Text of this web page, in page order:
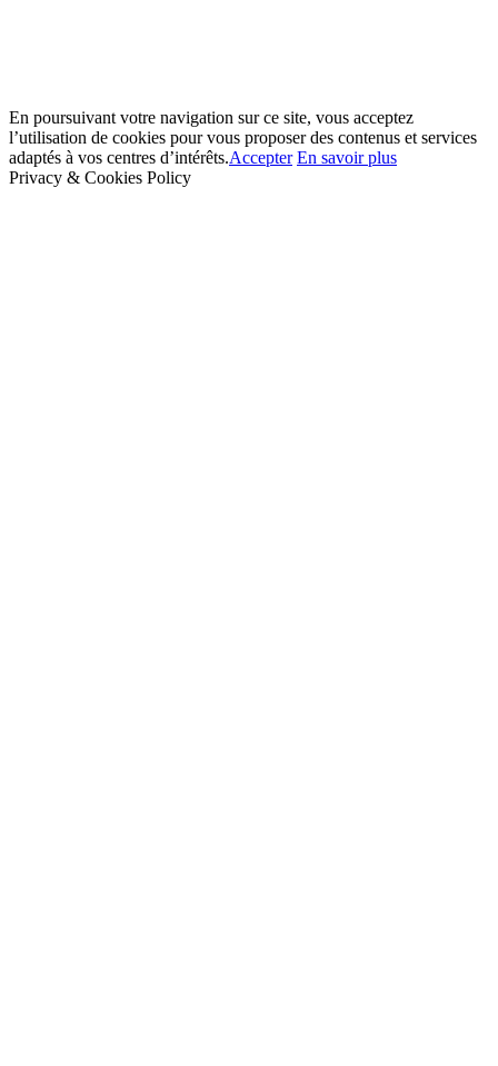
En poursuivant votre navigation sur ce site, vous acceptez
l’utilisation de cookies pour vous proposer des contenus et services
adaptés à vos centres d’intérêts.Accepter En savoir plus
Privacy & Cookies Policy